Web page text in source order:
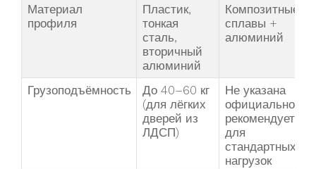
Материал
профиля
Пластик,
тонкая
сталь,
вторичный
алюминий
Композитные
сплавы +
алюминий
Грузоподъёмность
До 40–60 кг
(для лёгких
дверей из
ЛДСП)
Не указана
официально,
рекомендуется
для
стандартных
нагрузок